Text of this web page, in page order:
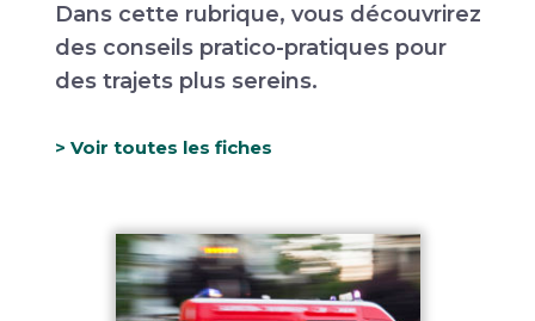
Dans cette rubrique, vous découvrirez
des conseils pratico-pratiques pour
des trajets plus sereins.
> Voir toutes les fiches